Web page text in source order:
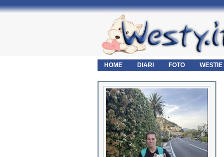
HOME DIARI FOTO WESTIE